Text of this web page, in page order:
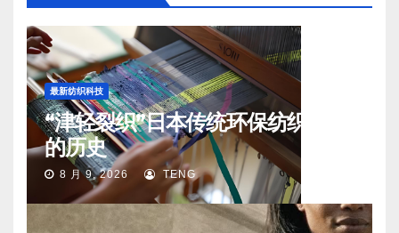
最新纺织科技
“津轻裂织”日本传统环保纺织工艺
的历史
8 月 9, 2026 TENG